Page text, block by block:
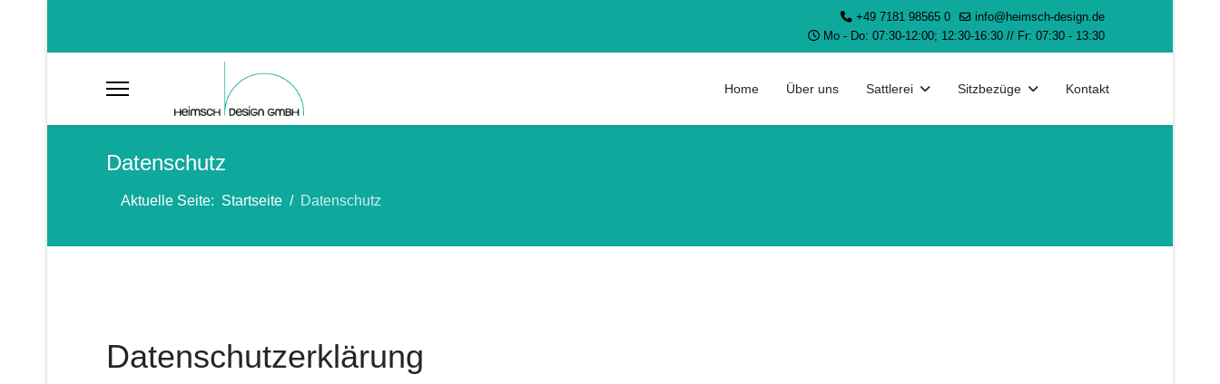
+49 7181 98565 0
info@heimsch-design.de
Mo - Do: 07:30-12:00; 12:30-16:30 // Fr: 07:30 - 13:30
Home Über uns Sattlerei Sitzbezüge Kontakt
Datenschutz
Aktuelle Seite: Startseite Datenschutz
Datenschutzerklärung